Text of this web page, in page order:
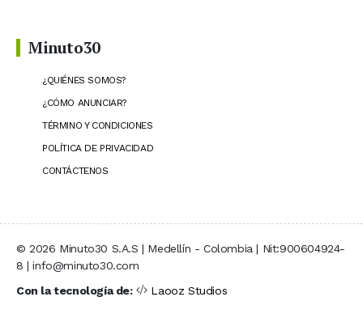
Minuto30
¿QUIÉNES SOMOS?
¿CÓMO ANUNCIAR?
TÉRMINO Y CONDICIONES
POLÍTICA DE PRIVACIDAD
CONTÁCTENOS
© 2026 Minuto30 S.A.S | Medellín - Colombia | Nit:900604924-
8 | info@minuto30.com
Con la tecnología de:
Laooz Studios